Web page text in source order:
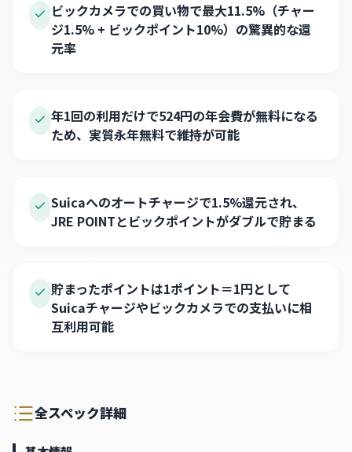
ビックカメラでの買い物で最大11.5%（チャー
ジ1.5% + ビックポイント10%）の驚異的な還
元率
年1回の利用だけで524円の年会費が無料になる
ため、実質永年無料で維持が可能
Suicaへのオートチャージで1.5%還元され、
JRE POINTとビックポイントがダブルで貯まる
貯まったポイントは1ポイント＝1円として
Suicaチャージやビックカメラでの支払いに相
互利用可能
全スペック詳細